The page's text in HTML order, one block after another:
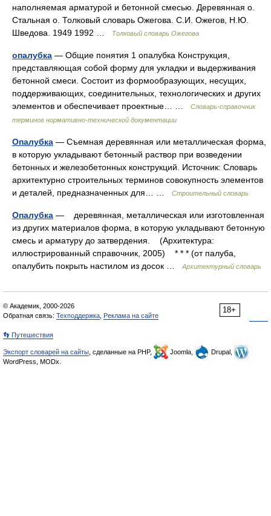
наполняемая арматурой и бетонной смесью. Деревянная о.
Стальная о. Толковый словарь Ожегова. С.И. Ожегов, Н.Ю.
Шведова. 1949 1992 …
Толковый словарь Ожегова
опалубка — Общие понятия 1 опалубка Конструкция,
представляющая собой форму для укладки и выдерживания
бетонной смеси. Состоит из формообразующих, несущих,
поддерживающих, соединительных, технологических и других
элементов и обеспечивает проектные… …
Словарь-справочник
терминов нормативно-технической документации
Опалубка — Съемная деревянная или металлическая форма,
в которую укладывают бетонный раствор при возведении
бетонных и железобетонных конструкций. Источник: Словарь
архитектурно строительных терминов совокупность элементов
и деталей, предназначенных для… …
Строительный словарь
Опалубка — деревянная, металлическая или изготовленная
из других материалов форма, в которую укладывают бетонную
смесь и арматуру до затвердения. (Архитектура:
иллюстрированный справочник, 2005) * * * (от палуба,
опалубить покрыть настилом из досок …
Архитектурный словарь
18+
© Академик, 2000-2026
Обратная связь: Техподдержка Реклама на сайте
👣 Путешествия
Экспорт словарей на сайты , сделанные на PHP, Joomla,
Drupal,
WordPress, MODx.